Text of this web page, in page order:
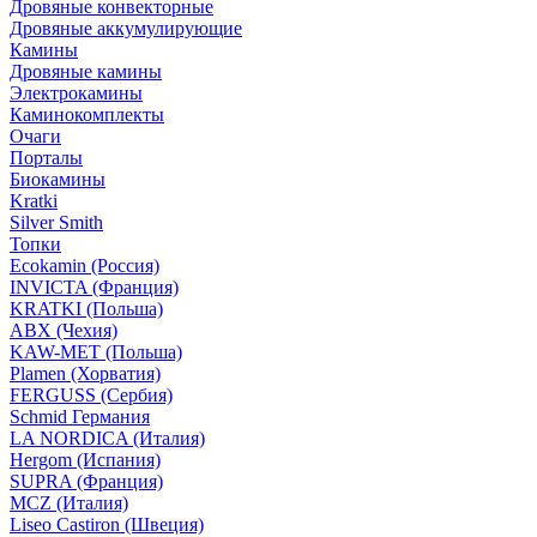
Дровяные конвекторные
Дровяные аккумулирующие
Камины
Дровяные камины
Электрокамины
Каминокомплекты
Очаги
Порталы
Биокамины
Kratki
Silver Smith
Топки
Ecokamin (Россия)
INVICTA (Франция)
KRATKI (Польша)
ABX (Чехия)
KAW-MET (Польша)
Plamen (Хорватия)
FERGUSS (Сербия)
Schmid Германия
LA NORDICA (Италия)
Hergom (Испания)
SUPRA (Франция)
MCZ (Италия)
Liseo Castiron (Швеция)